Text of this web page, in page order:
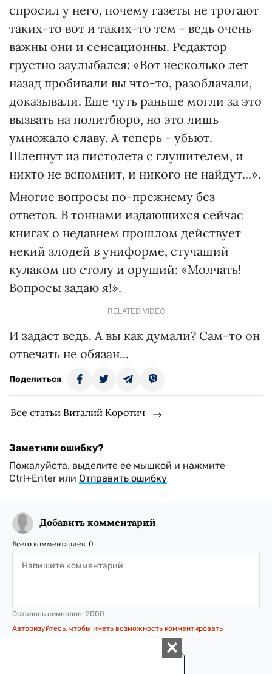
спросил у него, почему газеты не трогают
таких-то вот и таких-то тем - ведь очень
важны они и сенсационны. Редактор
грустно заулыбался: «Вот несколько лет
назад пробивали вы что-то, разоблачали,
доказывали. Еще чуть раньше могли за это
вызвать на политбюро, но это лишь
умножало славу. А теперь - убьют.
Шлепнут из пистолета с глушителем, и
никто не вспомнит, и никого не найдут...».
Многие вопросы по-прежнему без
ответов. В тоннами издающихся сейчас
книгах о недавнем прошлом действует
некий злодей в униформе, стучащий
кулаком по столу и орущий: «Молчать!
Вопросы задаю я!».
RELATED VIDEO
И задаст ведь. А вы как думали? Сам-то он
отвечать не обязан...
Поделиться
Все статьи Виталий Коротич
Заметили ошибку?
Пожалуйста, выделите ее мышкой и нажмите
Ctrl+Enter или Отправить ошибку
Добавить комментарий
Всего комментариев: 0
Осталось символов: 2000
Авторизуйтесь, чтобы иметь возможность комментировать